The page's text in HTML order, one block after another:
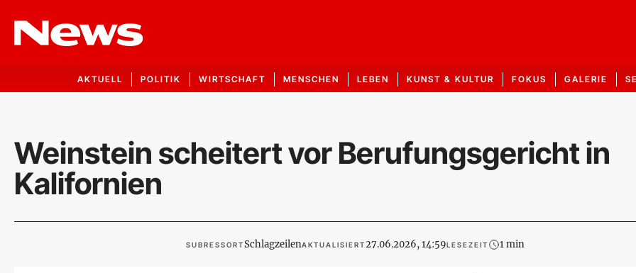
AKTUELL POLITIK WIRTSCHAFT MENSCHEN LEBEN KUNST & KULTUR FOKUS GALERIE
Weinstein scheitert vor Berufungsgericht in
Kalifornien
SUBRESSORTSchlagzeilenAKTUALISIERT27.06.2026, 14:59LESEZEIT 1 min